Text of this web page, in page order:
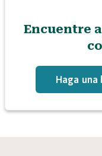
Encuentre
Haga una